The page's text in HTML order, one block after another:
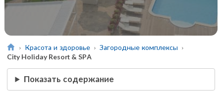
Красота и здоровье
Загородные комплексы
City Holiday Resort & SPA
Показать содержание